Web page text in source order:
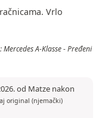
Vrlo
A-Klasse - Pređeni
od Matze nakon
original (njemački)